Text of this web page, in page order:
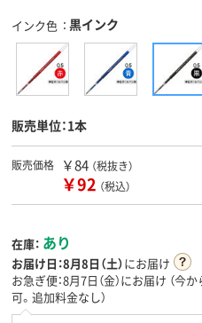
インク色 黒インク
販売単位：1本
販売価格 ￥84 （税抜き）
￥92 （税込）
在庫： あり
お届け日：8月8日（土）にお届け
お急ぎ便：8月7日（金）にお届け （今か
可。追加料金なし）